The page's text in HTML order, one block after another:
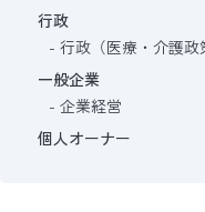
行政
行政（医療・介護政
一般企業
企業経営
個人オーナー